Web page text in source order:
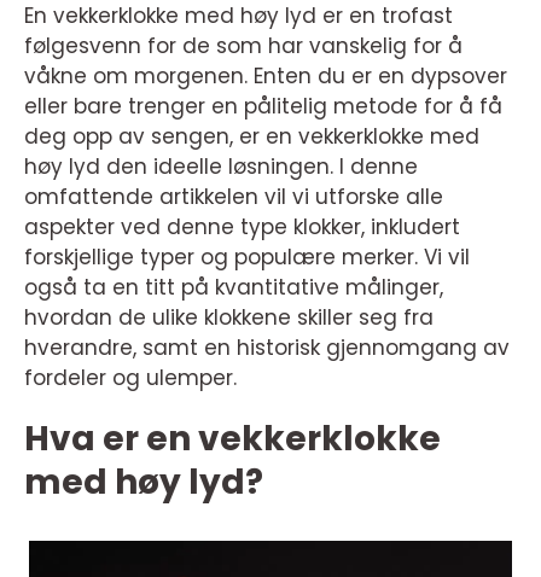
En vekkerklokke med høy lyd er en trofast
følgesvenn for de som har vanskelig for å
våkne om morgenen. Enten du er en dypsover
eller bare trenger en pålitelig metode for å få
deg opp av sengen, er en vekkerklokke med
høy lyd den ideelle løsningen. I denne
omfattende artikkelen vil vi utforske alle
aspekter ved denne type klokker, inkludert
forskjellige typer og populære merker. Vi vil
også ta en titt på kvantitative målinger,
hvordan de ulike klokkene skiller seg fra
hverandre, samt en historisk gjennomgang av
fordeler og ulemper.
Hva er en vekkerklokke
med høy lyd?